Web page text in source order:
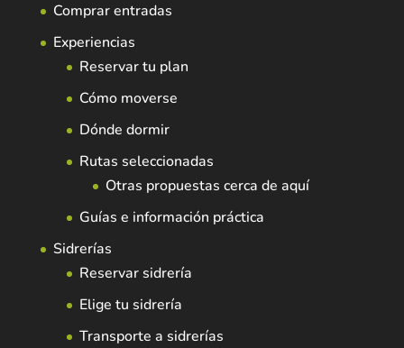
Comprar entradas
Experiencias
Reservar tu plan
Cómo moverse
Dónde dormir
Rutas seleccionadas
Otras propuestas cerca de aquí
Guías e información práctica
Sidrerías
Reservar sidrería
Elige tu sidrería
Transporte a sidrerías